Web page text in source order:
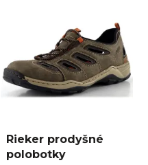
Rieker prodyšné
polobotky